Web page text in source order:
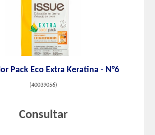
Pack Eco Extra Keratina - N°6
(40039056)
Consultar